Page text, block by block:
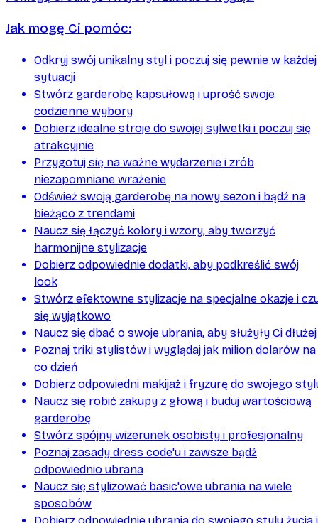
Jak mogę Ci pomóc:
Odkryj swój unikalny styl i poczuj się pewnie w każdej
sytuacji
Stwórz garderobę kapsułową i uprość swoje
codzienne wybory
Dobierz idealne stroje do swojej sylwetki i poczuj się
atrakcyjnie
Przygotuj się na ważne wydarzenie i zrób
niezapomniane wrażenie
Odśwież swoją garderobę na nowy sezon i bądź na
bieżąco z trendami
Naucz się łączyć kolory i wzory, aby tworzyć
harmonijne stylizacje
Dobierz odpowiednie dodatki, aby podkreślić swój
look
Stwórz efektowne stylizacje na specjalne okazje i
się wyjątkowo
Naucz się dbać o swoje ubrania, aby służyły Ci dłużej
Poznaj triki stylistów i wyglądaj jak milion dolarów na
co dzień
Dobierz odpowiedni makijaż i fryzurę do swojego
Naucz się robić zakupy z głową i buduj wartościową
garderobę
Stwórz spójny wizerunek osobisty i profesjonalny
Poznaj zasady dress code'u i zawsze bądź
odpowiednio ubrana
Naucz się stylizować basic'owe ubrania na wiele
sposobów